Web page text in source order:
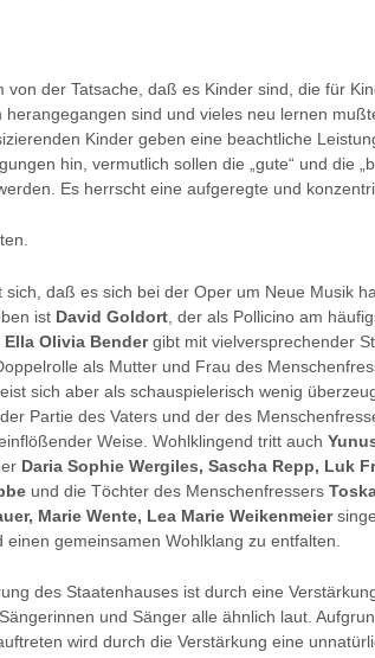
von der Tatsache, daß es Kinder sind, die für
sind und vieles neu lernen
Kinder geben eine beachtliche
hin, vermutlich sollen die „gute“ und die
Es herrscht eine aufgeregte und
sich, daß es sich bei der Oper um Neue Musik
ist David Goldort , der als Pollicino am
Ella Olivia Bendergibt mit vielversprechender
als Mutter und Frau des
sich aber als schauspielerisch wenig
Partie des Vaters und der des
Weise. Wohlklingend tritt auch
Daria Sophie Wergiles, Sascha Repp, Luk
und die Töchter des Menschenfressers
Marie Wente, Lea Marie Weikenmeier
gemeinsamen Wohlklang zu entfalten.
des Staatenhauses ist durch eine
und Sänger alle ähnlich laut.
wird durch die Verstärkung eine